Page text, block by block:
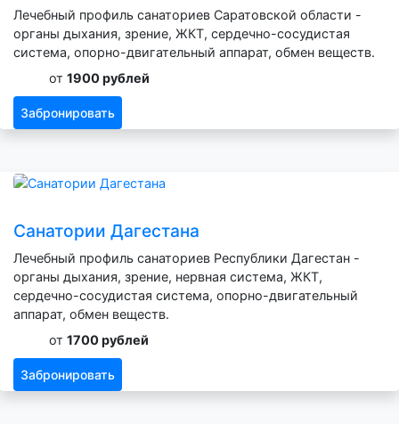
Лечебный профиль санаториев Саратовской области -
органы дыхания, зрение, ЖКТ, сердечно-сосудистая
система, опорно-двигательный аппарат, обмен веществ.
от 1900 рублей
Забронировать
Санатории Дагестана
Лечебный профиль санаториев Республики Дагестан -
органы дыхания, зрение, нервная система, ЖКТ,
сердечно-сосудистая система, опорно-двигательный
аппарат, обмен веществ.
от 1700 рублей
Забронировать